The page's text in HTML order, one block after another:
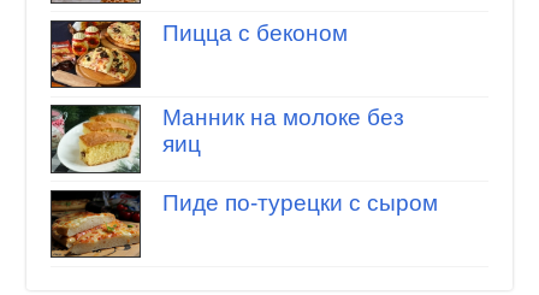
Пицца с беконом
Манник на молоке без
яиц
Пиде по-турецки с сыром